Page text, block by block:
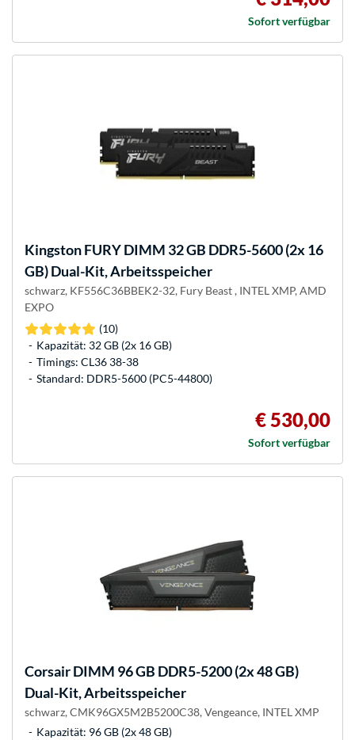
Sofort verfügbar
Kingston FURYDIMM 32 GB DDR5-5600 (2x 16
GB) Dual-Kit, Arbeitsspeicher
schwarz, KF556C36BBEK2-32, Fury Beast , INTEL XMP, AMD
EXPO
(10)
Kapazität: 32 GB (2x 16 GB)
Timings: CL36 38-38
Standard: DDR5-5600 (PC5-44800)
€ 530,00
Sofort verfügbar
CorsairDIMM 96 GB DDR5-5200 (2x 48 GB)
Dual-Kit, Arbeitsspeicher
schwarz, CMK96GX5M2B5200C38, Vengeance, INTEL XMP
Kapazität: 96 GB (2x 48 GB)